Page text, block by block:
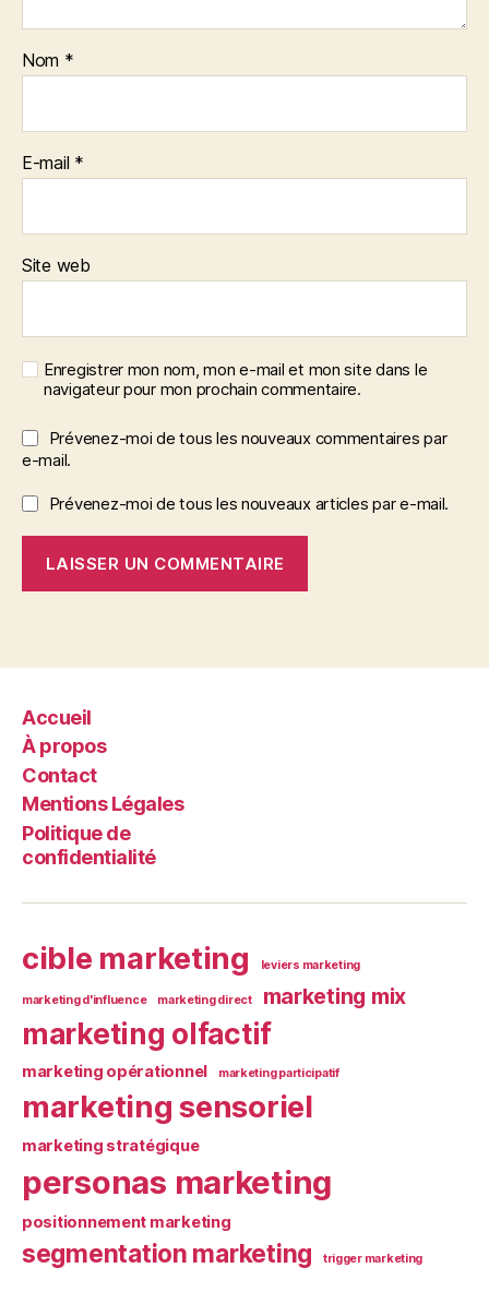
Nom *
E-mail *
Site web
Enregistrer mon nom, mon e-mail et mon site dans le
navigateur pour mon prochain commentaire.
Prévenez-moi de tous les nouveaux commentaires par
e-mail.
Prévenez-moi de tous les nouveaux articles par e-mail.
Accueil
À propos
Contact
Mentions Légales
Politique de
confidentialité
cible marketing leviers marketing
marketing d'influence marketing direct marketing mix
marketing olfactif
marketing opérationnel marketing participatif
marketing sensoriel
marketing stratégique
personas marketing
positionnement marketing
segmentation marketing trigger marketing